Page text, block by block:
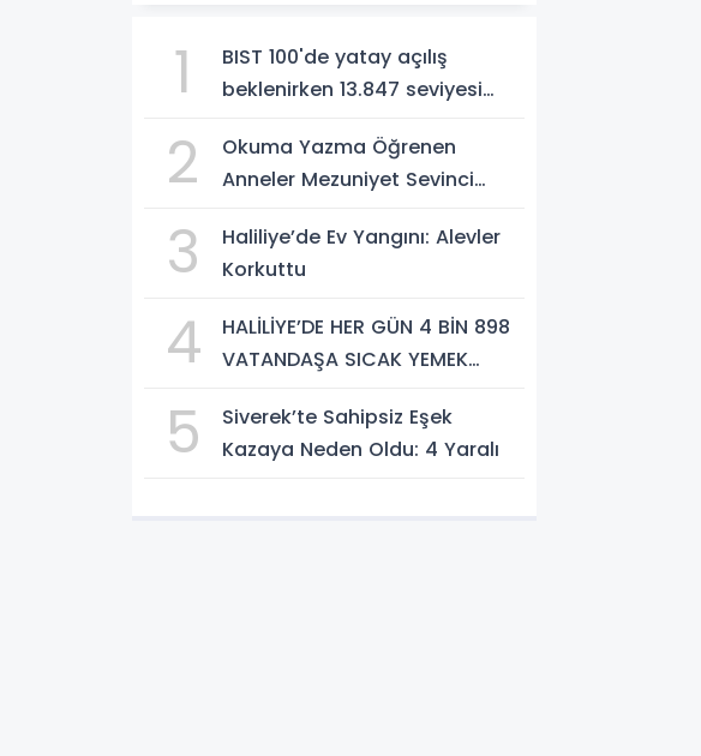
1
BIST 100'de yatay açılış
beklenirken 13.847 seviyesi
2
Okuma Yazma Öğrenen
Anneler Mezuniyet Sevinci
3
Haliliye’de Ev Yangını: Alevler
Korkuttu
4
HALİLİYE’DE HER GÜN 4 BİN 898
VATANDAŞA SICAK YEMEK
5
Siverek’te Sahipsiz Eşek
Kazaya Neden Oldu: 4 Yaralı